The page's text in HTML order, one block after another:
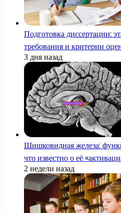
Подготовка диссертации:
требования и критерии
3 дня назад
Шишковидная железа:
что известно о её
2 недели назад